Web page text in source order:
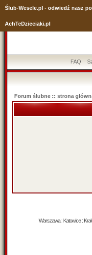
Ślub-Wesele.pl - odwiedź nasz
AchTeDzieciaki.pl
FAQ
Forum ślubne :: strona
Warszawa : Katowice :